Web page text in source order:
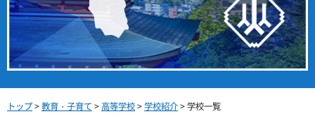
トップ>教育・子育て >高等学校>学校紹介> 学校一覧